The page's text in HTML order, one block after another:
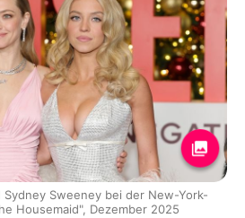
Sydney Sweeney bei der New-York-
Housemaid", Dezember 2025